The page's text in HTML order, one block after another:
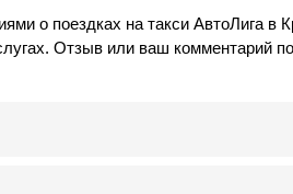
о поездках на такси АвтоЛига
Отзыв или ваш комментарий